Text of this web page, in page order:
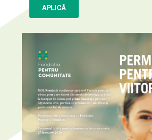
APLICĂ